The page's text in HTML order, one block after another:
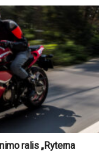
ralis „Ryterna